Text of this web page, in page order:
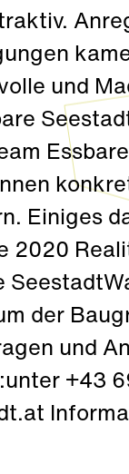
und
Einiges
2020
der
und
+43